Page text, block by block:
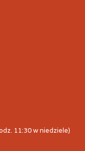
11:30 w niedziele)